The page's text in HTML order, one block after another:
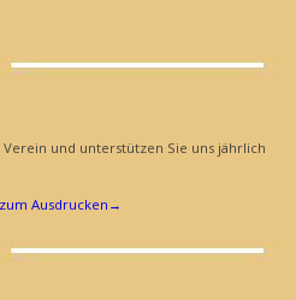
und unterstützen Sie uns jährlich
Ausdrucken →